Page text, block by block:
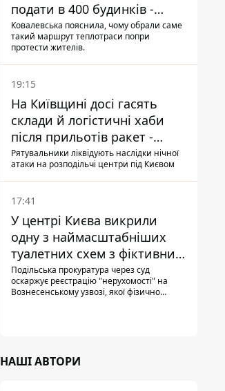
подати в 400 будинків -
депутатка Київради
Ковалевська пояснила, чому обрали саме
такий маршрут теплотраси попри
протести жителів.
19:15
На Київщині досі гасять
склади й логістичні хаби
після прильотів ракет -
ДСНС
Рятувальники ліквідують наслідки нічної
атаки на розподільчі центри під Києвом
17:41
У центрі Києва викрили
одну з наймасштабніших
туалетних схем з фіктивним
будинком
Подільська прокуратура через суд
оскаржує реєстрацію "нерухомості" на
Вознесенському узвозі, якої фізично
НАШІ АВТОРИ